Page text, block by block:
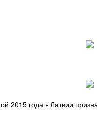
2015 года в Латвии